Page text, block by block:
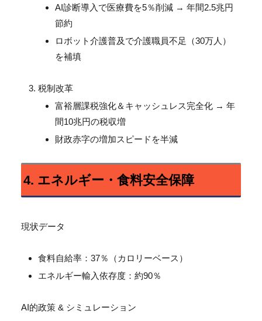
AI診断導入で医療費を5％削減 → 年間2.5兆円
節約
ロボット介護普及で介護職員不足（30万人）
を補填
税制改革
富裕層課税強化＆キャッシュレス完全化 → 年
間10兆円の税収増
財政赤字の増加スピードを半減
4. エネルギー・食料安全保障
現状データ
食料自給率：37％（カロリーベース）
エネルギー輸入依存度：約90％
AI的政策 & シミュレーション